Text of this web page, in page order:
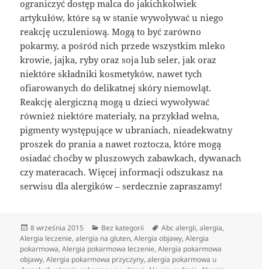
ograniczyć dostęp malca do jakichkolwiek
artykułów, które są w stanie wywoływać u niego
reakcję uczuleniową. Mogą to być zarówno
pokarmy, a pośród nich przede wszystkim mleko
krowie, jajka, ryby oraz soja lub seler, jak oraz
niektóre składniki kosmetyków, nawet tych
ofiarowanych do delikatnej skóry niemowląt.
Reakcję alergiczną mogą u dzieci wywoływać
również niektóre materiały, na przykład wełna,
pigmenty występujące w ubraniach, nieadekwatny
proszek do prania a nawet roztocza, które mogą
osiadać choćby w pluszowych zabawkach, dywanach
czy materacach. Więcej informacji odszukasz na
serwisu dla alergików – serdecznie zapraszamy!
Data
publikacji
8 września 2015 Kategorie
Bez kategorii Tagi
Abc alergii,alergia,
Alergia leczenie,alergia na gluten,Alergia objawy,Alergia
pokarmowa,Alergia pokarmowa leczenie,Alergia pokarmowa
objawy,Alergia pokarmowa przyczyny,alergia pokarmowa u